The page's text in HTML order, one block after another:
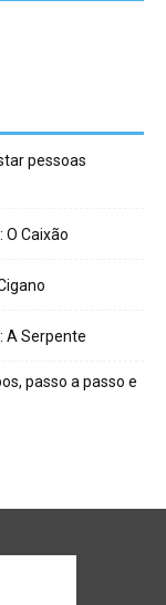
pessoas
O Caixão
A Serpente
passo a passo e